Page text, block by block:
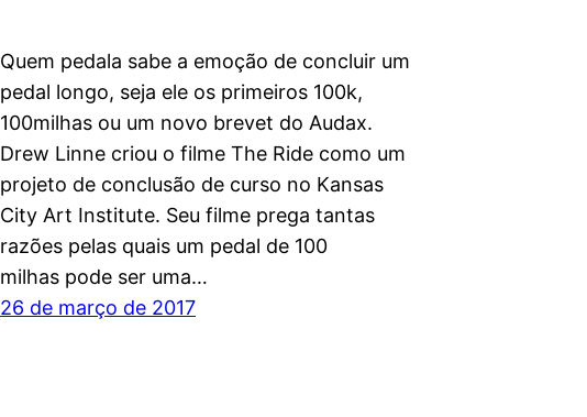
Quem pedala sabe a emoção de concluir um
pedal longo, seja ele os primeiros 100k,
100milhas ou um novo brevet do Audax.
Drew Linne criou o filme The Ride como um
projeto de conclusão de curso no Kansas
City Art Institute. Seu filme prega tantas
razões pelas quais um pedal de 100
milhas pode ser uma…
26 de março de 2017